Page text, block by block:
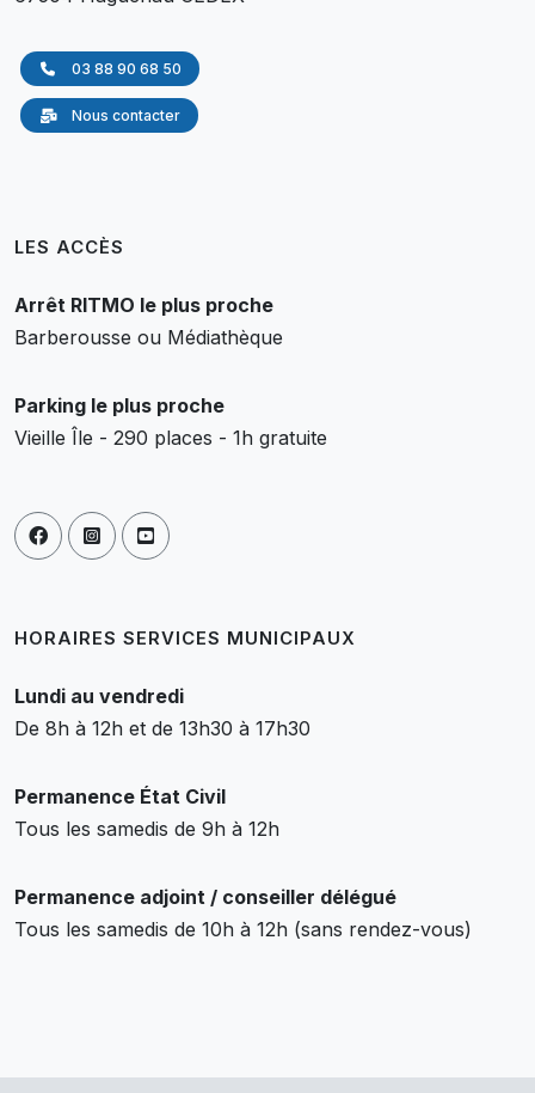
03 88 90 68 50
Nous contacter
LES ACCÈS
Arrêt RITMO le plus proche
Barberousse ou Médiathèque
Parking le plus proche
Vieille Île - 290 places - 1h gratuite
HORAIRES SERVICES MUNICIPAUX
Lundi au vendredi
De 8h à 12h et de 13h30 à 17h30
Permanence État Civil
Tous les samedis de 9h à 12h
Permanence adjoint / conseiller délégué
Tous les samedis de 10h à 12h (sans rendez-vous)